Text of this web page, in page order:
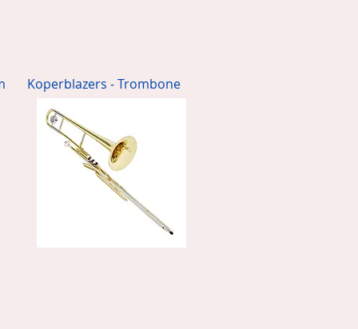
Koperblazers - Trombone